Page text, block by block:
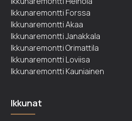
Ikkunaremontti Forssa
Ikkunaremontti Akaa
Ikkunaremontti Janakkala
Ikkunaremontti Orimattila
Ikkunaremontti Loviisa
Ikkunaremontti Kauniainen
Ikkunat